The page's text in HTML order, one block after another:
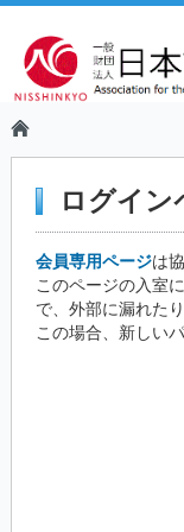
ログイン
会員専用ページは
このページの入室
で、外部に漏れた
この場合、新しい